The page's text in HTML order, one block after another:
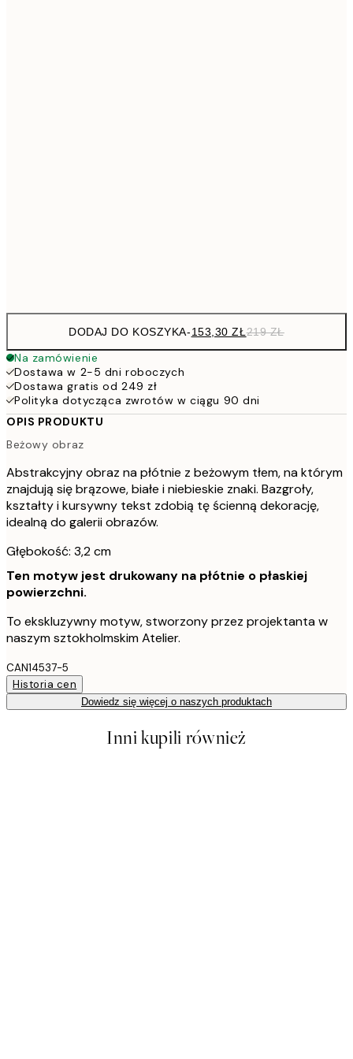
DODAJ DO KOSZYKA-153,30 ZŁ219 ZŁ
Na zamówienie
Dostawa w 2-5 dni roboczych
Dostawa gratis od 249 zł
Polityka dotycząca zwrotów w ciągu 90 dni
OPIS PRODUKTU
Beżowy obraz
Abstrakcyjny obraz na płótnie z beżowym tłem, na którym
znajdują się brązowe, białe i niebieskie znaki. Bazgroły,
kształty i kursywny tekst zdobią tę ścienną dekorację,
idealną do galerii obrazów.
Głębokość: 3,2 cm
Ten motyw jest drukowany na płótnie o płaskiej
powierzchni.
To ekskluzywny motyw, stworzony przez projektanta w
naszym sztokholmskim Atelier.
CAN14537-5
Historia cen
Dowiedz się więcej o naszych produktach
Inni kupili również